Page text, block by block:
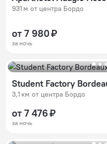
931 м от центра Бордо
от 7 980 ₽
за ночь
Student Factory
3,1 км от центра Бордо
от 7 476 ₽
за ночь